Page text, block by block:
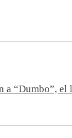
“Dumbo”, el